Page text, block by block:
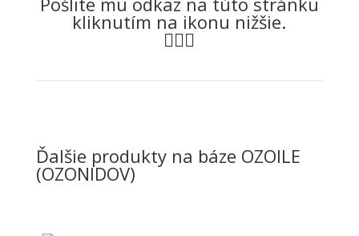
kliknutím na ikonu nižšie.
Ďalšie produkty na báze OZOILE
(OZONIDOV)